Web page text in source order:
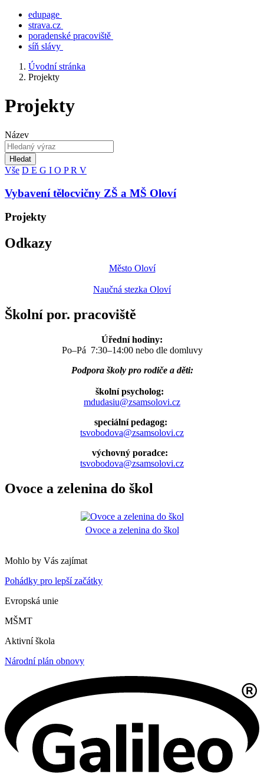
edupage
strava.cz
poradenské pracoviště
síň slávy
Úvodní stránka
Projekty
Projekty
Název
Hledat
Vše D E G I O PR V
Vybavení tělocvičny ZŠ a MŠ Oloví
Projekty
Odkazy
Město Oloví
Naučná stezka Oloví
Školní por. pracoviště
Úřední hodiny:
Po–Pá 7:30–14:00 nebo dle domluvy
Podpora školy pro rodiče a děti:
školní psycholog:
mdudasiu@zsamsolovi.cz
speciální pedagog:
tsvobodova@zsamsolovi.cz
výchovný poradce:
tsvobodova@zsamsolovi.cz
Ovoce a zelenina do škol
Ovoce a zelenina do škol
Mohlo by Vás zajímat
Pohádky pro lepší začátky
Evropská unie
MŠMT
Aktivní škola
Národní plán obnovy